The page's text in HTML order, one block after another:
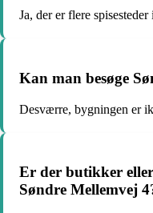
Ja, der er flere spisesteder
Kan man besøge
Desværre, bygningen er
Er der butikker
Søndre Mellemvej